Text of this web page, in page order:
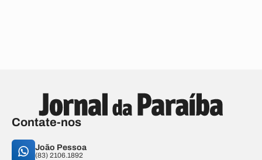
Contate-nos
João Pessoa
(83) 2106.1892